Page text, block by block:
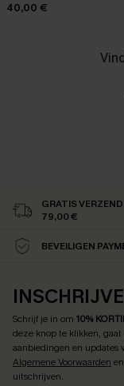
40,00 €
GRATIS
79,00 €
BEVEILIGEN
Schrijf je in om 10%
deze knop te klikken,
aanbiedingen en updates
Algemene Voorwaarden en
uitschrijven.